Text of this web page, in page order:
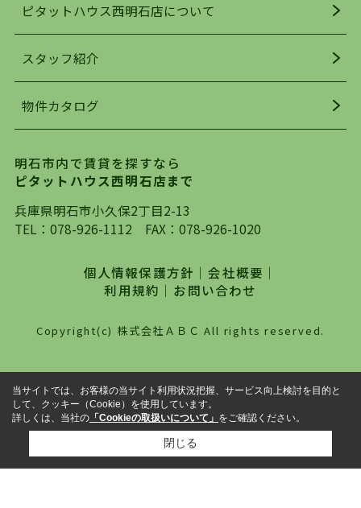
明石駅・西明石駅を中心に、明石市・神戸市西区
でお部屋探している方は、ぜひ当ＨＰにて物件を
お探しになってください。弊社は、スタッフの平
を行っており地域最大級の情報取扱量を誇ってお
ります。店頭で限られた物件をご紹介する、従来
自身でインターネットを利用し、理想のお部屋を
探していただき、選択していただいた物件情報に
対して、専門知識を持ったスタッフがサポートさ
せていただくスタイルを心がけております。私た
は、一度だけでは終わらない、お客様との末長い
お付き合いです。初めての一人暮らしから、就
職・ご結婚・売買物件の購入、などなど一生涯に
わたる、良きアドバイザーとして、地域に密着し
た営業スタイルで様々なお役立ちができればと強
わせください。
ピタットハウス西明石店について
スタッフ紹介
物件カタログ
明石市内で賃貸を探すなら
ピタットハウス西明石店まで
兵庫県明石市小久保2丁目2-13
TEL： 078-926-1112 FAX：078-926-1020
個人情報保護方針 ｜会社概要 ｜
利用規約 ｜ お問い合わせ
Copyright(c) 株式会社ＡＢＣ All rights reserved.
当サイトでは、お客様の当サイト利用状況把握、サービス向上検討を目的と
して、クッキー（Cookie）を使用しています。
詳しくは、当社の 「Cookieの取扱いについて」 をご確認ください。
閉じる